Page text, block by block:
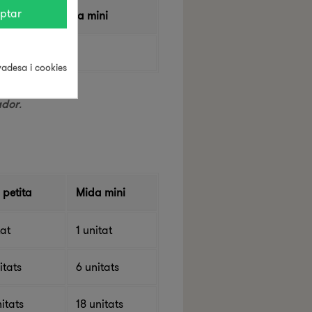
Mida mini
.
Mida mini
1 unitat
6 unitats
18 unitats
i cookies